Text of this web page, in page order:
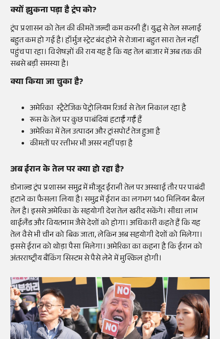
क्यों झुकना पड़ा है ट्रंप को?
ट्रंप प्रशासन को तेल की कीमतें जल्दी कम करनी हैं। युद्ध से तेल सप्लाई
बहुत कम हो गई है। हॉर्मुज स्ट्रेट बंद होने से रोजाना बहुत सारा तेल नहीं
पहुंच पा रहा। विशेषज्ञों की राय यह है कि यह तेल बाजार में अब तक की
सबसे बड़ी समस्या है।
क्या किया जा चुका है?
अमेरिका स्ट्रैटेजिक पेट्रोलियम रिजर्व से तेल निकाल रहा है
रूस के तेल पर कुछ पाबंदियां हटाईं गईं हैं
अमेरिका में तेल उत्पादन और ट्रांसपोर्ट तेज हुआ है
कीमतों पर रत्तीभर भी असर नहीं पड़ा है
अब ईरान के तेल पर क्या हो रहा है?
डोनाल्ड ट्रंप प्रशासन समुद्र में मौजूद ईरानी तेल पर अस्थाई तौर पर पाबंदी
हटाने का फैसला लिया है। समुद्र में ईरान का लगभग 140 मिलियन बैरल
तेल है। इससे अमेरिका के सहयोगी देश तेल खरीद सकेंगे। सीधा लाभ
थाईलैंड और वियतनाम जैसे देशों को होगा। अधिकारी कहते हैं कि यह
तेल वैसे भी चीन को बिक जाता, लेकिन अब सहयोगी देशों को मिलेगा।
इससे ईरान को थोड़ा पैसा मिलेगा। अमेरिका का कहना है कि ईरान को
अंतरराष्ट्रीय बैंकिंग सिस्टम से पैसे लेने में मुश्किल होगी।